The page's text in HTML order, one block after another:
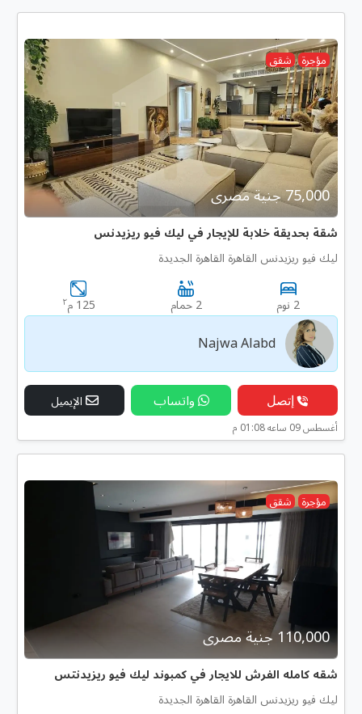
مؤجرة شقق
75,000 جنية مصرى
شقة بحديقة خلابة للإيجار في ليك فيو ريزيدنس
ليك فيو ريزيدنس القاهرة القاهرة الجديدة
2 نوم 2 حمام 125 م ٢
Najwa Alabd
إتصل واتساب الإيميل
أغسطس 09 ساعه 01:08 م
مؤجرة شقق
110,000 جنية مصرى
شقه كامله الفرش للايجار في كمبوند ليك فيو ريزيدنتس
ليك فيو ريزيدنس القاهرة القاهرة الجديدة